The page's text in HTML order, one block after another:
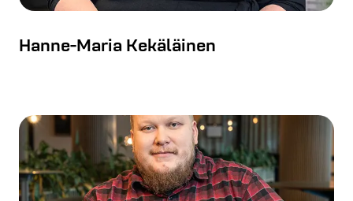
Hanne-Maria Kekäläinen